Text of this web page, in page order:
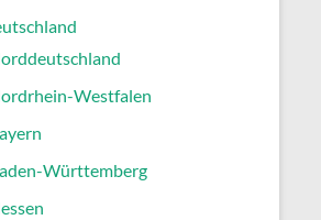
Westfalen
Württemberg